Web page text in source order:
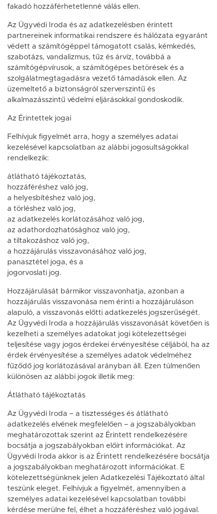
fakadó hozzáférhetetlenné válás ellen.
Az Ügyvédi Iroda és az adatkezelésben érintett
partnereinek informatikai rendszere és hálózata egyaránt
védett a számítógéppel támogatott csalás, kémkedés,
szabotázs, vandalizmus, tűz és árvíz, továbbá a
számítógépvírusok, a számítógépes betörések és a
szolgálatmegtagadásra vezető támadások ellen. Az
üzemeltető a biztonságról szerverszintű és
alkalmazásszintű védelmi eljárásokkal gondoskodik.
Az Érintettek jogai
Felhívjuk figyelmét arra, hogy a személyes adatai
kezelésével kapcsolatban az alábbi jogosultságokkal
rendelkezik:
átlátható tájékoztatás,
hozzáféréshez való jog,
a helyesbítéshez való jog,
a törléshez való jog,
az adatkezelés korlátozásához való jog,
az adathordozhatósághoz való jog,
a tiltakozáshoz való jog,
a hozzájárulás visszavonásához való jog,
panasztétel joga, és a
jogorvoslati jog.
Hozzájárulását bármikor visszavonhatja, azonban a
hozzájárulás visszavonása nem érinti a hozzájáruláson
alapuló, a visszavonás előtti adatkezelés jogszerűségét.
Az Ügyvédi Iroda a hozzájárulás visszavonását követően is
kezelheti a személyes adatokat jogi kötelezettségei
teljesítése vagy jogos érdekei érvényesítése céljából, ha az
érdek érvényesítése a személyes adatok védelméhez
fűződő jog korlátozásával arányban áll. Ezen túlmenően
különösen az alábbi jogok illetik meg:
Átlátható tájékoztatás
Az Ügyvédi Iroda – a tisztességes és átlátható
adatkezelés elvének megfelelően – a jogszabályokban
meghatározottak szerint az Érintett rendelkezésére
bocsátja a jogszabályokban előírt információkat. Az
Ügyvédi Iroda akkor is az Érintett rendelkezésére bocsátja
a jogszabályokban meghatározott információkat. E
kötelezettségünknek jelen Adatkezelési Tájékoztató által
teszünk eleget. Felhívjuk a figyelmét, amennyiben a
személyes adatai kezelésével kapcsolatban további
kérdése merülne fel, élhet a hozzáféréshez való jogával.